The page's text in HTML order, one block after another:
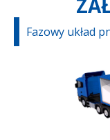
Fazowy układ